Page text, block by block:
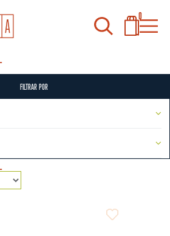
0
FILTRAR POR